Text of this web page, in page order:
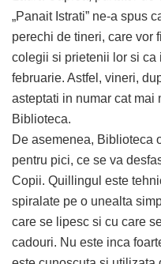
„Panait Istrati” ne-a spus
perechi de tineri, care vor
colegii si prietenii lor si ca
februarie. Astfel, vineri,
asteptati in numar cat mai
Biblioteca.
De asemenea, Biblioteca
pentru pici, ce se va
Copii. Quillingul este
spiralate pe o unealta
care se lipesc si cu care
cadouri. Nu este inca